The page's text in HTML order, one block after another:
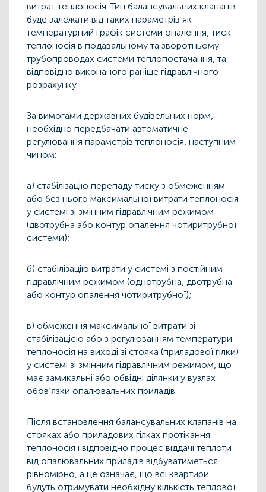
витрат теплоносія. Тип балансувальних клапанів
буде залежати від таких параметрів як
температурний графік системи опалення, тиск
теплоносія в подавальному та зворотньому
трубопроводах системи теплопостачання, та
відповідно виконаного раніше гідравлічного
розрахунку.
За вимогами державних будівельних норм,
необхідно передбачати автоматичне
регулювання параметрів теплоносія, наступним
чином:
а) стабілізацію перепаду тиску з обмеженням
або без нього максимальної витрати теплоносія
у системі зі змінним гідравлічним режимом
(двотрубна або контур опалення чотиритрубної
системи);
б) стабілізацію витрати у системі з постійним
гідравлічним режимом (однотрубна, двотрубна
або контур опалення чотиритрубної);
в) обмеження максимальної витрати зі
стабілізацією або з регулюванням температури
теплоносія на виході зі стояка (приладової гілки)
у системі зі змінним гідравлічним режимом, що
має замикальні або обвідні ділянки у вузлах
обов’язки опалювальних приладів.
Після встановлення балансувальних клапанів на
стояках або приладових гілках протікання
теплоносія і відповідно процес віддачі теплоти
від опалювальних приладів відбуватиметься
рівномірно, а це означає, що всі квартири
будуть отримувати необхідну кількість теплової